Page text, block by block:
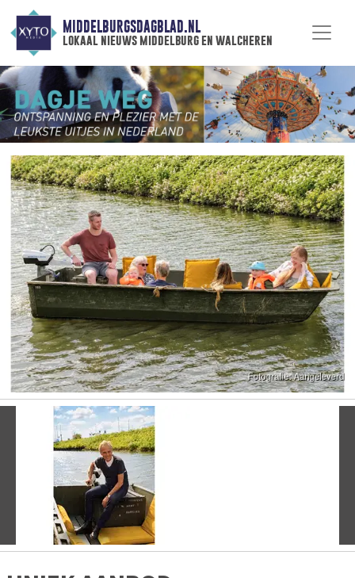
MIDDELBURGSDAGBLAD.NL
lokaal nieuws middelburg en walcheren